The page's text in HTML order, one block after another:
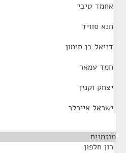
אחמד טיבי
חנא סוויד
דניאל בן סימון
חמד עמאר
יצחק וקנין
ישראל אייכלר
מוזמנים
רון חלפון